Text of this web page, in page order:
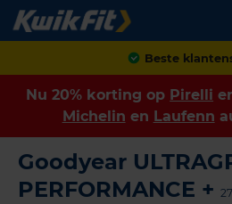
Achteraf
Nu 20% korting op Pirelli
Michelin en Laufenn
Goodyear
PERFORMANCE +